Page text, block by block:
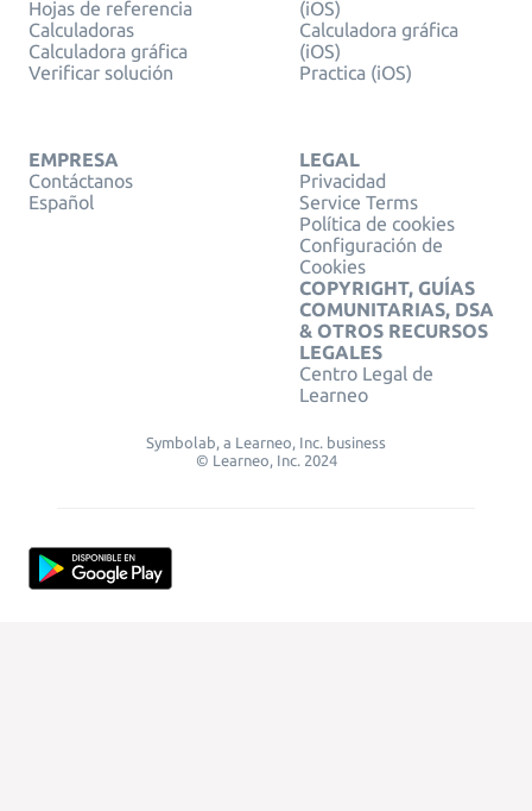
Hojas de referencia
Calculadoras
Calculadora gráfica
Verificar solución
(iOS)
Calculadora gráfica
(iOS)
Practica (iOS)
EMPRESA
Contáctanos
Español
LEGAL
Privacidad
Service Terms
Política de cookies
Configuración de
Cookies
COPYRIGHT, GUÍAS
COMUNITARIAS, DSA
& OTROS RECURSOS
LEGALES
Centro Legal de
Learneo
Symbolab, a Learneo, Inc. business
© Learneo, Inc. 2024